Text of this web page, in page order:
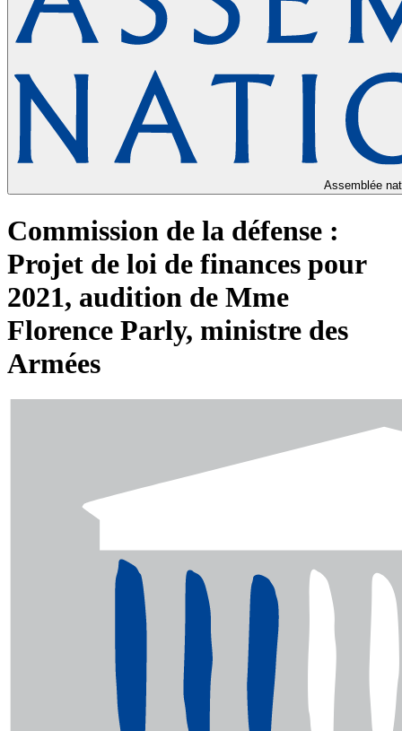
Assemblée
Commission de la défense :
Projet de loi de finances pour
2021, audition de Mme
Florence Parly, ministre des
Armées